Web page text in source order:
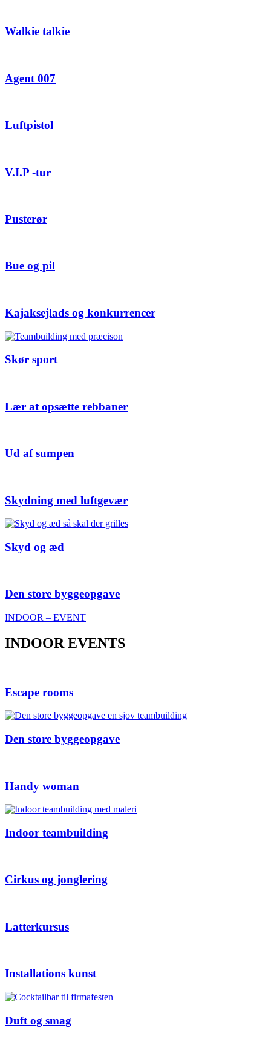
Walkie talkie
Agent 007
Luftpistol
V.I.P -tur
Pusterør
Bue og pil
Kajaksejlads og konkurrencer
Skør sport
Lær at opsætte rebbaner
Ud af sumpen
Skydning med luftgevær
Skyd og æd
Den store byggeopgave
INDOOR – EVENT
INDOOR EVENTS
Escape rooms
Den store byggeopgave
Handy woman
Indoor teambuilding
Cirkus og jonglering
Latterkursus
Installations kunst
Duft og smag